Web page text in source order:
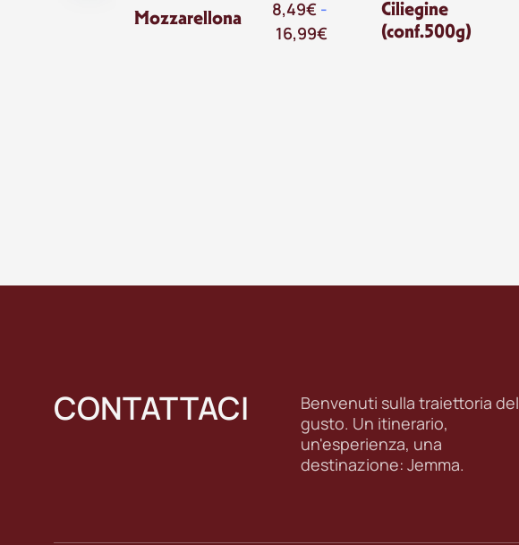
Mozzarellona 8,49€ -
16,99€
Ciliegine
(conf.500g)
CONTATTACI
Benvenuti sulla traiettoria del
gusto. Un itinerario,
un'esperienza, una
destinazione: Jemma.